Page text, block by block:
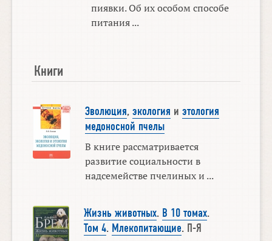
пиявки. Об их особом способе
питания ...
Книги
Эволюция, экология и этология
медоносной пчелы
В книге рассматривается
развитие социальности в
надсемействе пчелиных и ...
Жизнь животных. В 10 томах.
Том 4. Млекопитающие. П-Я